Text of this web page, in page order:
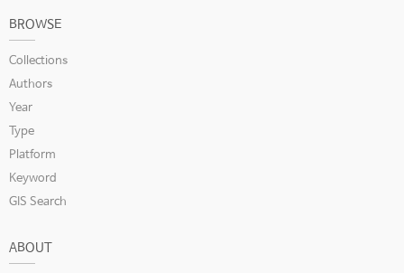
BROWSE
Collections
Authors
Year
Type
Platform
Keyword
GIS Search
ABOUT